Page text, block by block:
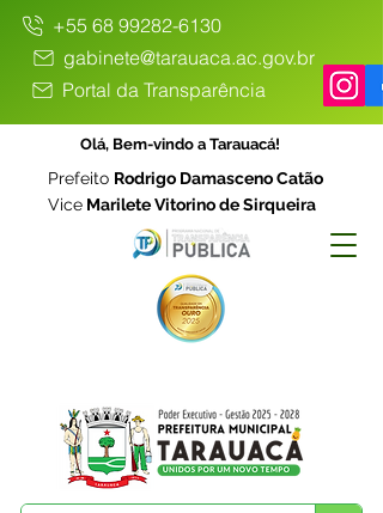
+55 68 99282-6130
gabinete@tarauaca.ac.gov.br
Portal da Transparência
Olá, Bem-vindo a Tarauacá!
Prefeito Rodrigo Damasceno Catão
Vice Marilete Vitorino de Sirqueira